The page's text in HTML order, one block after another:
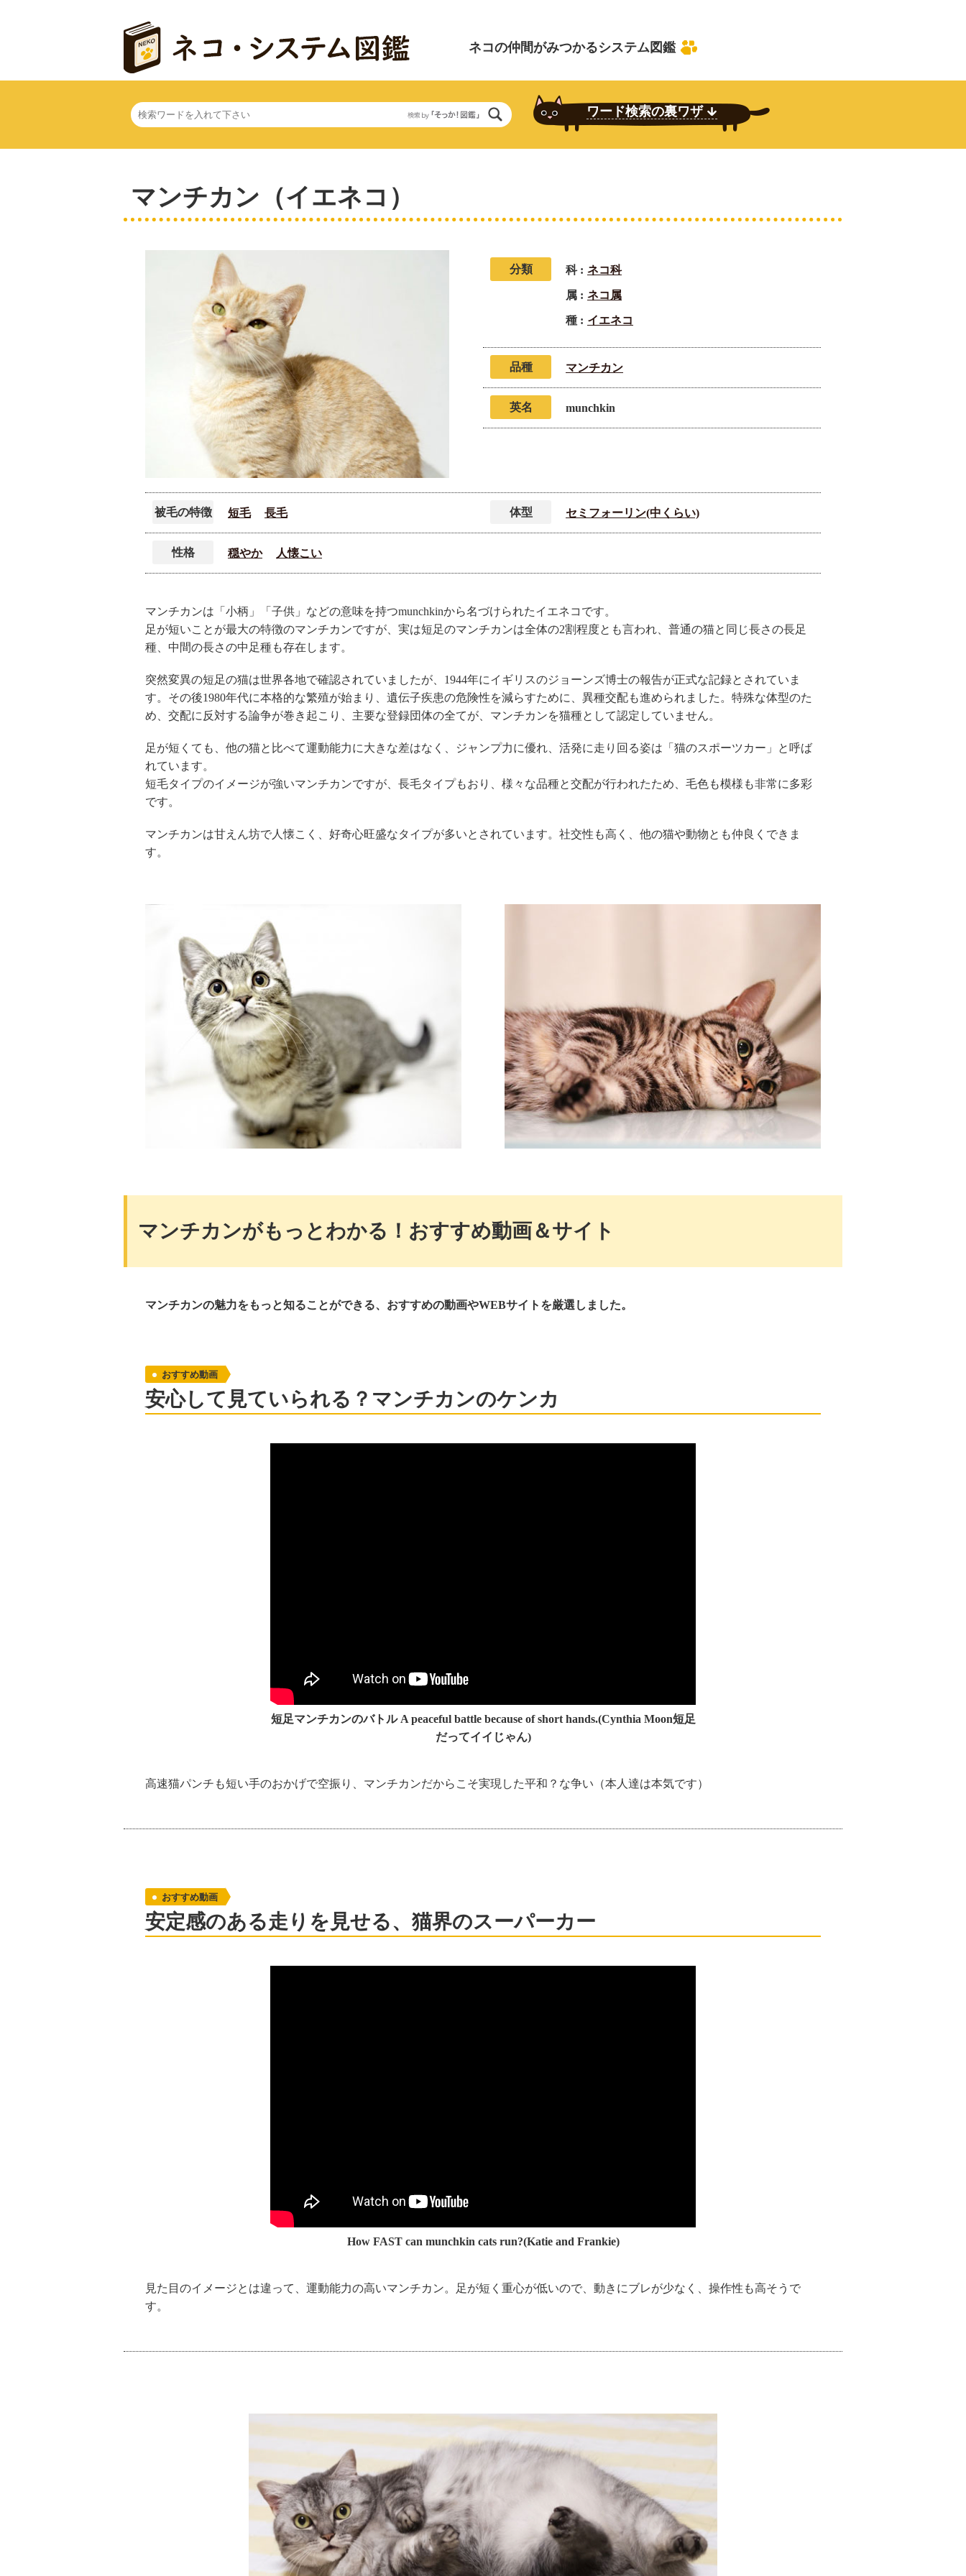
ネコの仲間がみつかるシステム図鑑
ワード検索の裏ワザ
マンチカン（イエネコ）
分類 科 ネコ科
属 ネコ属
種 イエネコ
品種 マンチカン
英名 munchkin
被毛の特徴 短毛 長毛 体型 セミフォーリン(中くらい)
性格 穏やか 人懐こい
マンチカンは「小柄」「子供」などの意味を持つmunchkinから名づけられたイエネコです。
足が短いことが最大の特徴のマンチカンですが、実は短足のマンチカンは全体の2割程度とも言われ、普通の猫と同じ長さの長足
種、中間の長さの中足種も存在します。
突然変異の短足の猫は世界各地で確認されていましたが、1944年にイギリスのジョーンズ博士の報告が正式な記録とされていま
す。その後1980年代に本格的な繁殖が始まり、遺伝子疾患の危険性を減らすために、異種交配も進められました。特殊な体型のた
め、交配に反対する論争が巻き起こり、主要な登録団体の全てが、マンチカンを猫種として認定していません。
足が短くても、他の猫と比べて運動能力に大きな差はなく、ジャンプ力に優れ、活発に走り回る姿は「猫のスポーツカー」と呼ば
れています。
短毛タイプのイメージが強いマンチカンですが、長毛タイプもおり、様々な品種と交配が行われたため、毛色も模様も非常に多彩
です。
マンチカンは甘えん坊で人懐こく、好奇心旺盛なタイプが多いとされています。社交性も高く、他の猫や動物とも仲良くできま
す。
マンチカンがもっとわかる！おすすめ動画＆サイト
マンチカンの魅力をもっと知ることができる、おすすめの動画やWEBサイトを厳選しました。
おすすめ動画
安心して見ていられる？マンチカンのケンカ
短足マンチカンのバトル A peaceful battle because of short hands.(Cynthia Moon短足
だってイイじゃん)
高速猫パンチも短い手のおかげで空振り、マンチカンだからこそ実現した平和？な争い（本人達は本気です）
おすすめ動画
安定感のある走りを見せる、猫界のスーパーカー
How FAST can munchkin cats run?(Katie and Frankie)
見た目のイメージとは違って、運動能力の高いマンチカン。足が短く重心が低いので、動きにブレが少なく、操作性も高そうで
す。